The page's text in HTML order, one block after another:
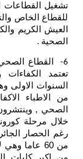
تشغيل القطاعات
للقطاع الخاص
العيش الكريم
الصحية .
6-
القطاع
تعتمد الكفاءات
السنوات الاولى
من الاطباء
الصحي ,
خلال مرحلة
رغم الحصار
من 60 عاما